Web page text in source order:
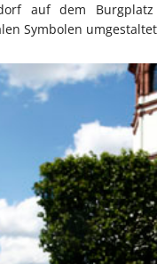
auf dem Burgplatz
Symbolen